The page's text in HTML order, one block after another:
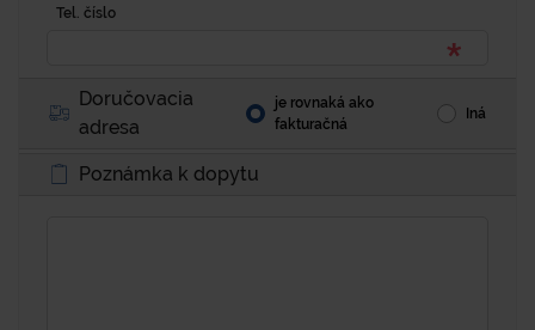
Tel. číslo
Doručovacia
adresa
je rovnaká ako
fakturačná
Iná
Poznámka k dopytu